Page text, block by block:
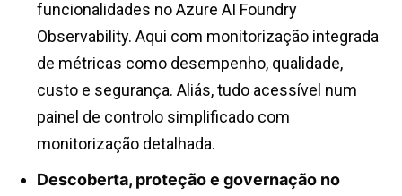
funcionalidades no Azure AI Foundry
Observability. Aqui com monitorização integrada
de métricas como desempenho, qualidade,
custo e segurança. Aliás, tudo acessível num
painel de controlo simplificado com
monitorização detalhada.
Descoberta, proteção e governação no